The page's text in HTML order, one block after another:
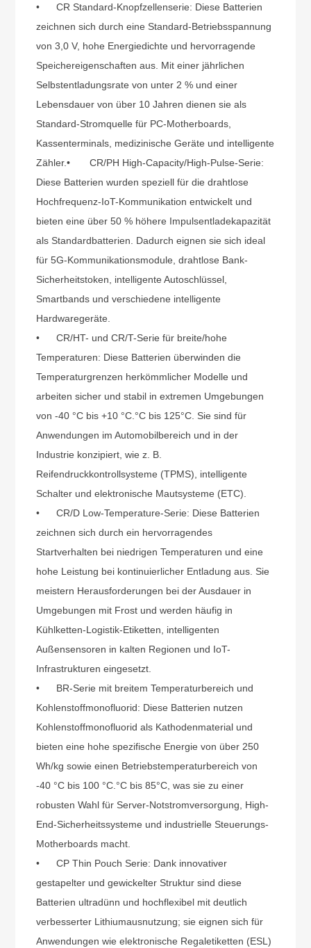
• CR Standard-Knopfzellenserie: Diese Batterien
zeichnen sich durch eine Standard-Betriebsspannung
von 3,0 V, hohe Energiedichte und hervorragende
Speichereigenschaften aus. Mit einer jährlichen
Selbstentladungsrate von unter 2 % und einer
Lebensdauer von über 10 Jahren dienen sie als
Standard-Stromquelle für PC-Motherboards,
Kassenterminals, medizinische Geräte und intelligente
Zähler.• CR/PH High-Capacity/High-Pulse-Serie:
Diese Batterien wurden speziell für die drahtlose
Hochfrequenz-IoT-Kommunikation entwickelt und
bieten eine über 50 % höhere Impulsentladekapazität
als Standardbatterien. Dadurch eignen sie sich ideal
für 5G-Kommunikationsmodule, drahtlose Bank-
Sicherheitstoken, intelligente Autoschlüssel,
Smartbands und verschiedene intelligente
Hardwaregeräte.
• CR/HT- und CR/T-Serie für breite/hohe
Temperaturen: Diese Batterien überwinden die
Temperaturgrenzen herkömmlicher Modelle und
arbeiten sicher und stabil in extremen Umgebungen
von -40 °C bis +10 °C.°C bis 125°C. Sie sind für
Anwendungen im Automobilbereich und in der
Industrie konzipiert, wie z. B.
Reifendruckkontrollsysteme (TPMS), intelligente
Schalter und elektronische Mautsysteme (ETC).
• CR/D Low-Temperature-Serie: Diese Batterien
zeichnen sich durch ein hervorragendes
Startverhalten bei niedrigen Temperaturen und eine
hohe Leistung bei kontinuierlicher Entladung aus. Sie
meistern Herausforderungen bei der Ausdauer in
Umgebungen mit Frost und werden häufig in
Kühlketten-Logistik-Etiketten, intelligenten
Außensensoren in kalten Regionen und IoT-
Infrastrukturen eingesetzt.
• BR-Serie mit breitem Temperaturbereich und
Kohlenstoffmonofluorid: Diese Batterien nutzen
Kohlenstoffmonofluorid als Kathodenmaterial und
bieten eine hohe spezifische Energie von über 250
Wh/kg sowie einen Betriebstemperaturbereich von
-40 °C bis 100 °C.°C bis 85°C, was sie zu einer
robusten Wahl für Server-Notstromversorgung, High-
End-Sicherheitssysteme und industrielle Steuerungs-
Motherboards macht.
• CP Thin Pouch Serie: Dank innovativer
gestapelter und gewickelter Struktur sind diese
Batterien ultradünn und hochflexibel mit deutlich
verbesserter Lithiumausnutzung; sie eignen sich für
Anwendungen wie elektronische Regaletiketten (ESL)